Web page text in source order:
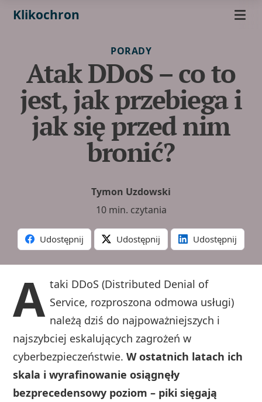
Klikochron
PORADY
Atak DDoS – co to
jest, jak przebiega i
jak się przed nim
bronić?
Tymon Uzdowski
10 min. czytania
Udostępnij Udostępnij Udostępnij
A taki DDoS (Distributed Denial of
Service, rozproszona odmowa usługi)
należą dziś do najpoważniejszych i
najszybciej eskalujących zagrożeń w
cyberbezpieczeństwie.W ostatnich latach ich
skala i wyrafinowanie osiągnęły
bezprecedensowy poziom – piki sięgają